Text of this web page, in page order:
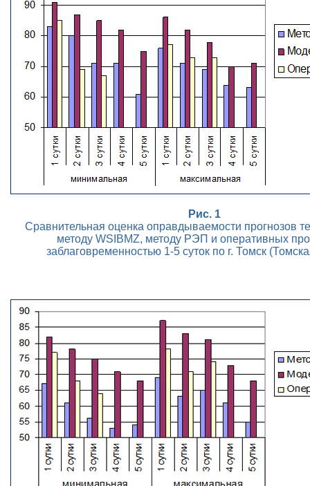
Рис. 1
Сравнительная оценка оправдываемости прогнозов
методу WSIBMZ, методу РЭП и оперативных
заблаговременностью 1-5 суток по г. Томск